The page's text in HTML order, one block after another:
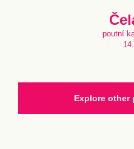
poutní
Explore other